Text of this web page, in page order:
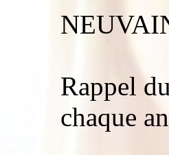
Rappel
chaque